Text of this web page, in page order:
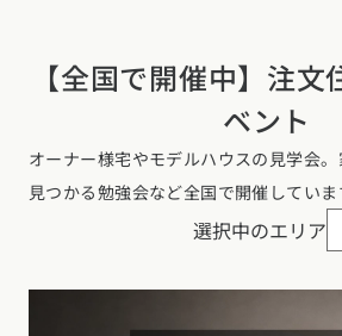
【全国で開催中】注文
ベント
オーナー様宅やモデルハウスの見学会
見つかる勉強会など全国で開催していま
選択中のエリア